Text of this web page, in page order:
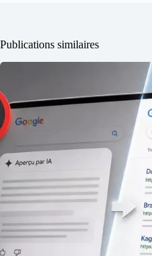
Publications similaires